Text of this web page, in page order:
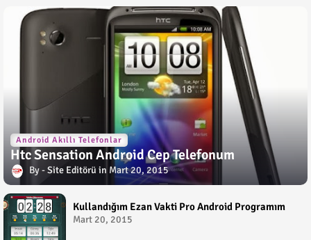
Android Akıllı Telefonlar
Htc Sensation Android Cep Telefonum
Site Editörü Mart 20, 2015
Kullandığım Ezan Vakti Pro Android Programım
Mart 20, 2015